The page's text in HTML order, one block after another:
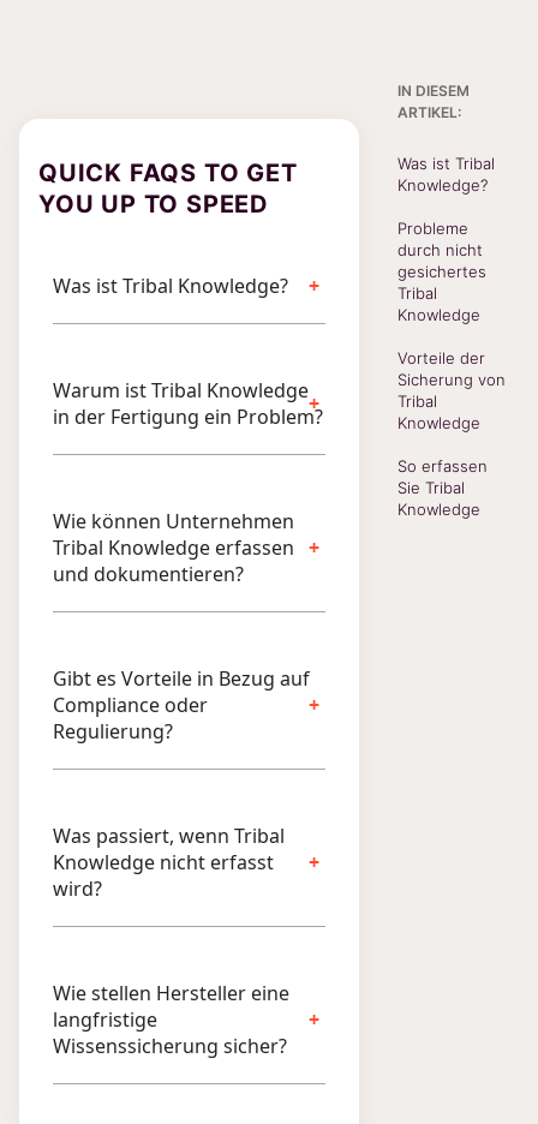
QUICK FAQS TO GET
YOU UP TO SPEED
Was ist Tribal Knowledge?
Warum ist Tribal Knowledge
in der Fertigung ein Problem?
Wie können Unternehmen
Tribal Knowledge erfassen
und dokumentieren?
Gibt es Vorteile in Bezug auf
Compliance oder
Regulierung?
Was passiert, wenn Tribal
Knowledge nicht erfasst
wird?
Wie stellen Hersteller eine
langfristige
Wissenssicherung sicher?
IN DIESEM
ARTIKEL:
Was ist Tribal
Knowledge?
Probleme
durch nicht
gesichertes
Tribal
Knowledge
Vorteile der
Sicherung von
Tribal
Knowledge
So erfassen
Sie Tribal
Knowledge